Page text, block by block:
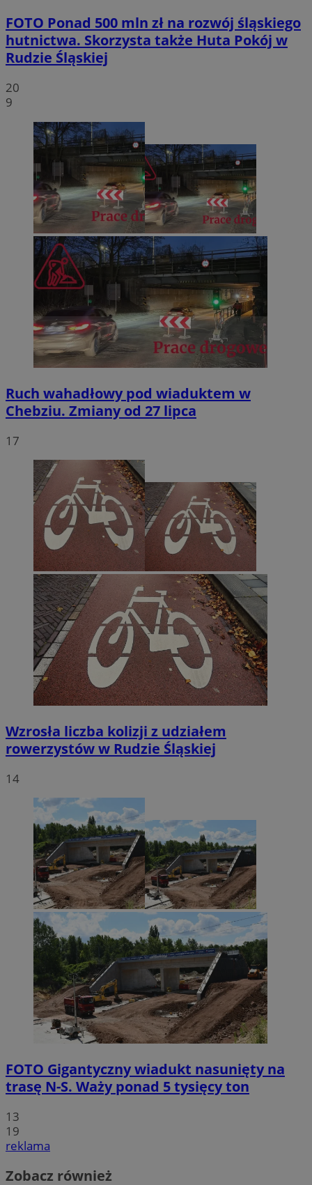
FOTO Ponad 500 mln zł na rozwój śląskiego
hutnictwa. Skorzysta także Huta Pokój w
Rudzie Śląskiej
20
9
Ruch wahadłowy pod wiaduktem w
Chebziu. Zmiany od 27 lipca
17
Wzrosła liczba kolizji z udziałem
rowerzystów w Rudzie Śląskiej
14
FOTO Gigantyczny wiadukt nasunięty na
trasę N-S. Waży ponad 5 tysięcy ton
13
19
reklama
Zobacz również